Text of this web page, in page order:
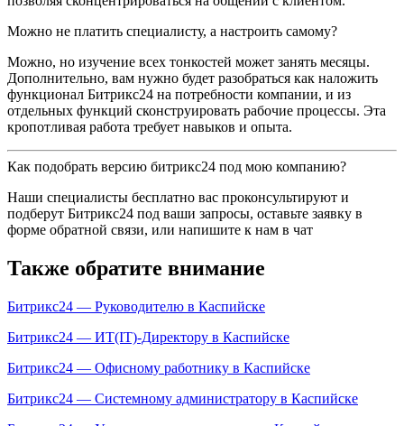
Можно не платить специалисту, а настроить самому?
Можно, но изучение всех тонкостей может занять месяцы.
Дополнительно, вам нужно будет разобраться как наложить
функционал Битрикс24 на потребности компании, и из
отдельных функций сконструировать рабочие процессы. Эта
кропотливая работа требует навыков и опыта.
Как подобрать версию битрикс24 под мою компанию?
Наши специалисты бесплатно вас проконсультируют и
подберут Битрикс24 под ваши запросы, оставьте заявку в
форме обратной связи, или напишите к нам в чат
Также обратите внимание
Битрикс24 — Руководителю в Каспийске
Битрикс24 — ИТ(IT)-Директору в Каспийске
Битрикс24 — Офисному работнику в Каспийске
Битрикс24 — Системному администратору в Каспийске